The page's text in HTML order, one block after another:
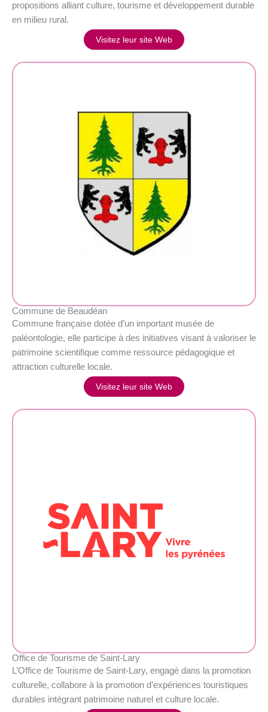
propositions alliant culture, tourisme et développement durable
en milieu rural.
Visitez leur site Web
Commune de Beaudéan
Commune française dotée d’un important musée de
paléontologie, elle participe à des initiatives visant à valoriser le
patrimoine scientifique comme ressource pédagogique et
attraction culturelle locale.
Visitez leur site Web
Office de Tourisme de Saint-Lary
L’Office de Tourisme de Saint-Lary, engagé dans la promotion
culturelle, collabore à la promotion d’expériences touristiques
durables intégrant patrimoine naturel et culture locale.